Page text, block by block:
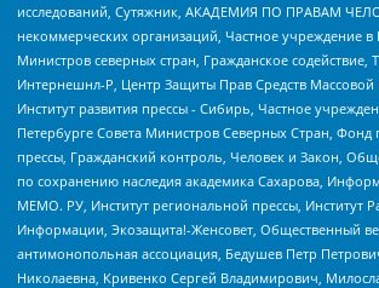
исследований, Сутяжник, АКАДЕМИЯ ПО ПРАВАМ
некоммерческих организаций, Частное учреждение в
Министров северных стран, Гражданское содействие,
Интернешнл-Р, Центр Защиты Прав Средств
Институт развития прессы - Сибирь, Частное
Петербурге Совета Министров Северных Стран, Фонд
прессы, Гражданский контроль, Человек и Закон,
по сохранению наследия академика Сахарова,
МЕМО. РУ, Институт региональной прессы, Институт
Информации, Экозащита!-Женсовет, Общественный
антимонопольная ассоциация, Бедушев Петр
Николаевна, Кривенко Сергей Владимирович,